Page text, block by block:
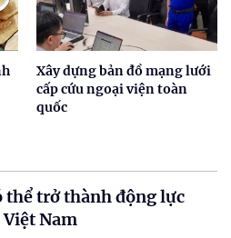
Xây dựng bản đồ mạng lưới
cấp cứu ngoại viện toàn
quốc
thể trở thành động lực
Nam